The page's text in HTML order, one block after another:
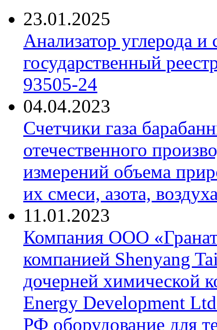
23.01.2025
Анализатор углерода
государственный
93505-24
04.04.2023
Счетчики газа
отечественного
измерений объема
их смеси, азота,
11.01.2023
Компания ООО
компанией Shenyang
дочерней химической
Energy Development
РФ оборудование для